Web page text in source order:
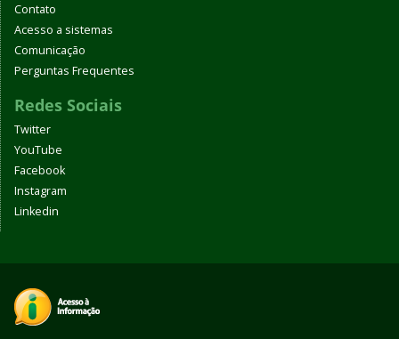
Contato
Acesso a sistemas
Comunicação
Perguntas Frequentes
Redes Sociais
Twitter
YouTube
Facebook
Instagram
Linkedin